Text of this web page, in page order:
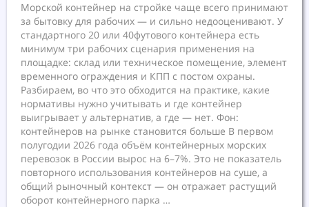
Морской контейнер на стройке чаще всего принимают
за бытовку для рабочих — и сильно недооценивают. У
стандартного 20 или 40футового контейнера есть
минимум три рабочих сценария применения на
площадке: склад или техническое помещение, элемент
временного ограждения и КПП с постом охраны.
Разбираем, во что это обходится на практике, какие
нормативы нужно учитывать и где контейнер
выигрывает у альтернатив, а где — нет. Фон:
контейнеров на рынке становится больше В первом
полугодии 2026 года объём контейнерных морских
перевозок в России вырос на 6–7%. Это не показатель
повторного использования контейнеров на суше, а
общий рыночный контекст — он отражает растущий
оборот контейнерного парка …